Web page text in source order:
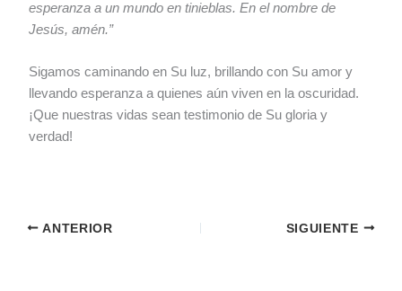
esperanza a un mundo en tinieblas. En el nombre de
Jesús, amén.”
Sigamos caminando en Su luz, brillando con Su amor y
llevando esperanza a quienes aún viven en la oscuridad.
¡Que nuestras vidas sean testimonio de Su gloria y
verdad!
ANTERIOR SIGUIENTE